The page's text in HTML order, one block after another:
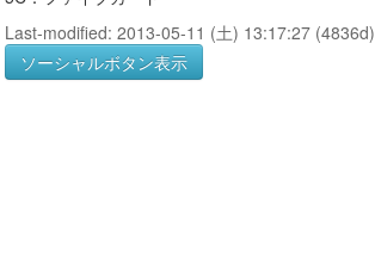
Last-modified: 2013-05-11 (土) 13:17:27 (4836d)
ソーシャルボタン表示